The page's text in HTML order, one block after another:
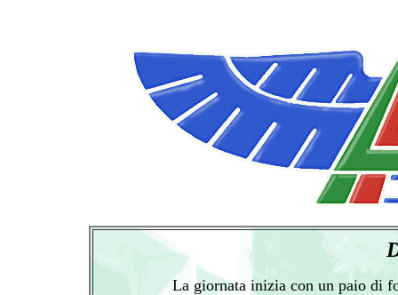
La giornata inizia con un paio di